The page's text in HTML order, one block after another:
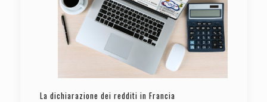
La dichiarazione dei redditi in Francia